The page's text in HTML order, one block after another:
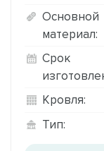
Основной
материал:
Срок
Кровля:
Тип: